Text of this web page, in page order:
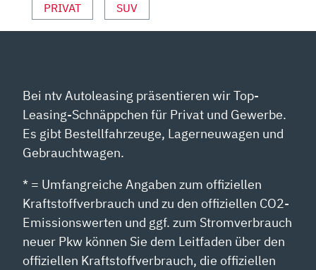
PRIVAT SUV
Bei ntv Autoleasing präsentieren wir Top-
Leasing-Schnäppchen für Privat und Gewerbe.
Es gibt Bestellfahrzeuge, Lagerneuwagen und
Gebrauchtwagen.
* = Umfangreiche Angaben zum offiziellen
Kraftstoffverbrauch und zu den offiziellen CO2-
Emissionswerten und ggf. zum Stromverbrauch
neuer Pkw können Sie dem Leitfaden über den
offiziellen Kraftstoffverbrauch, die offiziellen